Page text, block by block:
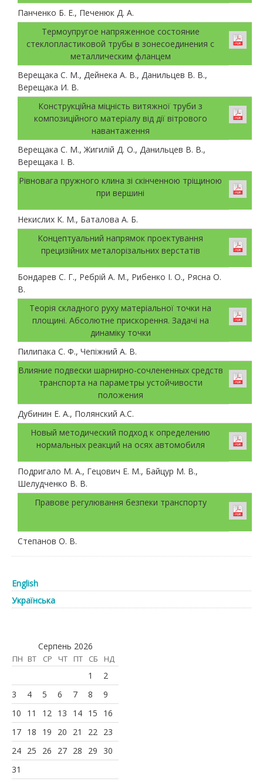
Панченко Б. Е., Печенюк Д. А.
Термоупругое напряженное состояние
стеклопластиковой трубы в зонесоединения с
металлическим фланцем
Верещака С. М., Дейнека А. В., Данильцев В. В.,
Верещака И. В.
Конструкційна міцність витяжної труби з
композиційного матеріалу від дії вітрового
навантаження
Верещака С. М., Жигилій Д. О., Данильцев В. В.,
Верещака І. В.
Рівновага пружного клина зі скінченною тріщиною
при вершині
Некислих К. М., Баталова А. Б.
Концептуальний напрямок проектування
прецизійних металорізальних верстатів
Бондарев С. Г., Ребрій А. М., Рибенко І. О., Рясна О.
В.
Теорія складного руху матеріальної точки на
площині. Абсолютне прискорення. Задачі на
динаміку точки
Пилипака С. Ф., Чепіжний А. В.
Влияние подвески шарнирно-сочлененных средств
транспорта на параметры устойчивости
положения
Дубинин Е. А., Полянский А.С.
Новый методический подход к определению
нормальных реакций на осях автомобиля
Подригало М. А., Гецович Е. М., Байцур М. В.,
Шелудченко В. В.
Правове регулювання безпеки транспорту
Степанов О. В.
English
Українська
Серпень 2026
ПН ВТ СР ЧТ ПТ СБ НД
1
2
3
4 5 6 7 8
9
10
11 12 13 14 15
16
17 18 19 20 21 22
23
24 25 26 27 28 29
30
31